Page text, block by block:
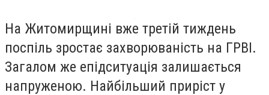
На Житомирщині вже третій тиждень
поспіль зростає захворюваність на ГРВІ.
Загалом же епідситуація залишається
напруженою. Найбільший приріст у